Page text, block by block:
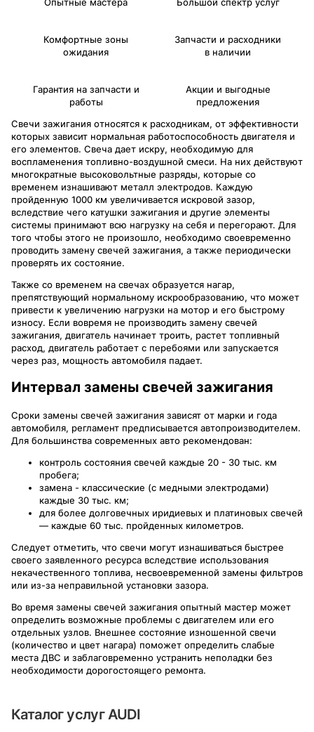
Опытные мастера Большой спектр услуг
Комфортные зоны
ожидания
Запчасти и расходники
в наличии
Гарантия на запчасти и
работы
Акции и выгодные
предложения
Свечи зажигания относятся к расходникам, от эффективности
которых зависит нормальная работоспособность двигателя и
его элементов. Свеча дает искру, необходимую для
воспламенения топливно-воздушной смеси. На них действуют
многократные высоковольтные разряды, которые со
временем изнашивают металл электродов. Каждую
пройденную 1000 км увеличивается искровой зазор,
вследствие чего катушки зажигания и другие элементы
системы принимают всю нагрузку на себя и перегорают. Для
того чтобы этого не произошло, необходимо своевременно
проводить замену свечей зажигания, а также периодически
проверять их состояние.
Также со временем на свечах образуется нагар,
препятствующий нормальному искрообразованию, что может
привести к увеличению нагрузки на мотор и его быстрому
износу. Если вовремя не производить замену свечей
зажигания, двигатель начинает троить, растет топливный
расход, двигатель работает с перебоями или запускается
через раз, мощность автомобиля падает.
Интервал замены свечей зажигания
Сроки замены свечей зажигания зависят от марки и года
автомобиля, регламент предписывается автопроизводителем.
Для большинства современных авто рекомендован:
контроль состояния свечей каждые 20 - 30 тыс. км
пробега;
замена - классические (с медными электродами)
каждые 30 тыс. км;
для более долговечных иридиевых и платиновых свечей
— каждые 60 тыс. пройденных километров.
Следует отметить, что свечи могут изнашиваться быстрее
своего заявленного ресурса вследствие использования
некачественного топлива, несвоевременной замены фильтров
или из-за неправильной установки зазора.
Во время замены свечей зажигания опытный мастер может
определить возможные проблемы с двигателем или его
отдельных узлов. Внешнее состояние изношенной свечи
(количество и цвет нагара) поможет определить слабые
места ДВС и заблаговременно устранить неполадки без
необходимости дорогостоящего ремонта.
Каталог услуг AUDI